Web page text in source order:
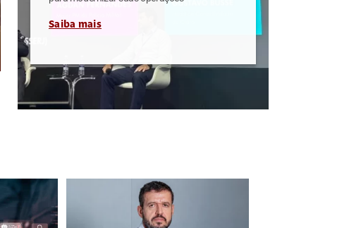
Saiba mais